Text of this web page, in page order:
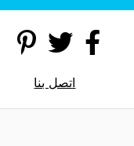
اتصل بنا